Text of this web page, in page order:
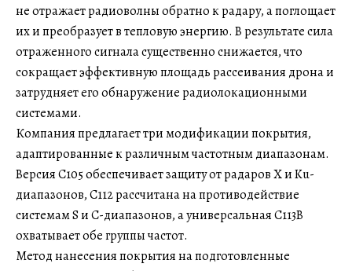
не отражает радиоволны обратно к радару, а поглощает
их и преобразует в тепловую энергию. В результате сила
отраженного сигнала существенно снижается, что
сокращает эффективную площадь рассеивания дрона и
затрудняет его обнаружение радиолокационными
системами.
Компания предлагает три модификации покрытия,
адаптированные к различным частотным диапазонам.
Версия C105 обеспечивает защиту от радаров X и Ku-
диапазонов, C112 рассчитана на противодействие
системам S и C-диапазонов, а универсальная C113B
охватывает обе группы частот.
Метод нанесения покрытия на подготовленные